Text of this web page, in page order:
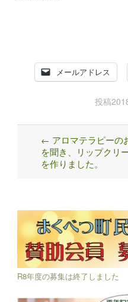
メールアドレス
投稿
Post
navigation
← アロマテラピーの
を聞き、リップクリ
を作りました。
R8年度の募集は終了しました